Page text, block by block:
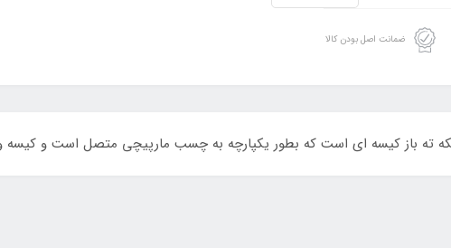
ضمانت اصل بودن کالا
ته باز کیسه ای است که بطور یکپارچه به چسب مارپیچی متصل است و